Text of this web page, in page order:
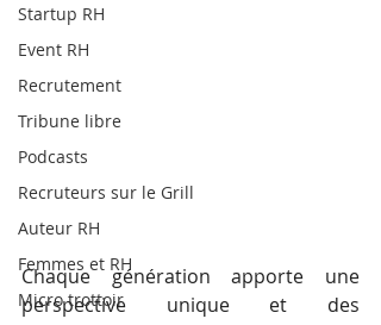
Startup RH
Event RH
Recrutement
Tribune libre
Podcasts
Recruteurs sur le Grill
Auteur RH
Femmes et RH
Micro trottoir
Chaque génération apporte une
perspective unique et des